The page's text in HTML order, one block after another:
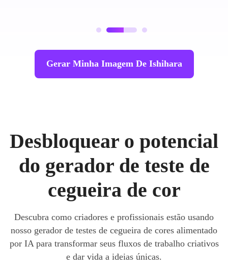
Gerar Minha Imagem De Ishihara
Desbloquear o potencial
do gerador de teste de
cegueira de cor
Descubra como criadores e profissionais estão usando
nosso gerador de testes de cegueira de cores alimentado
por IA para transformar seus fluxos de trabalho criativos
e dar vida a ideias únicas.